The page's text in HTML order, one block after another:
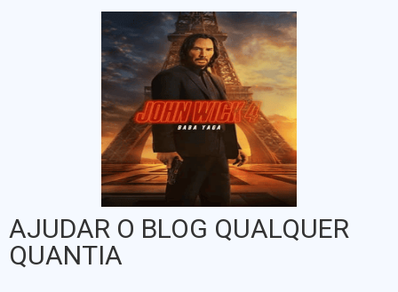
AJUDAR O BLOG QUALQUER
QUANTIA